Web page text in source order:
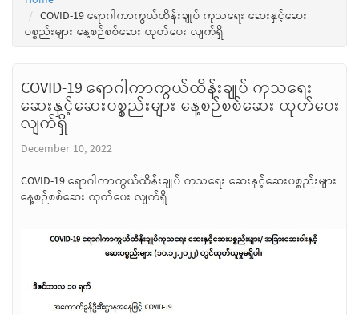
COVID-19 ရောဂါကာကွယ်ထိန်းချုပ် ကုသရေး ဆေးနှင့်ဆေး
ပစ္စည်းများ နေ့စဉ်စစ်ဆေး ထုတ်ပေး လျက်ရှိ
COVID-19 ရောဂါကာကွယ်ထိန်းချုပ် ကုသရေး
ဆေးနှင့်ဆေးပစ္စည်းများ နေ့စဉ်စစ်ဆေး ထုတ်ပေး
လျက်ရှိ
December 10, 2022
COVID-19 ရောဂါကာကွယ်ထိန်းချုပ် ကုသရေး ဆေးနှင့်ဆေးပစ္စည်းများ
နေ့စဉ်စစ်ဆေး ထုတ်ပေး လျက်ရှိ